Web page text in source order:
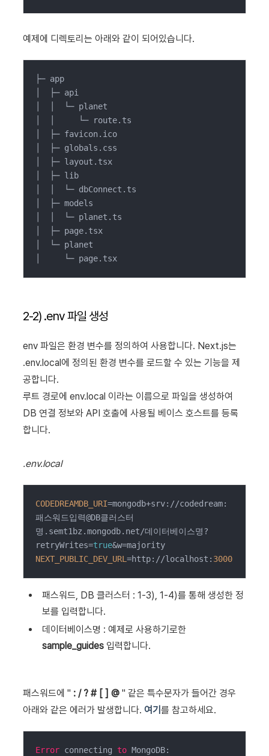
예제에 디렉토리는 아래와 같이 되어있습니다.
├─ app
│  ├─ api
│  │  └─ planet
│  │     └─ route.ts
│  ├─ favicon.ico
│  ├─ globals.css
│  ├─ layout.tsx
│  ├─ lib
│  │  └─ dbConnect.ts
│  ├─ models
│  │  └─ planet.ts
│  ├─ page.tsx
│  └─ planet
│     └─ page.tsx
2-2) .env 파일 생성
env 파일은 환경 변수를 정의하여 사용합니다. Next.js는
.env.local에 정의된 환경 변수를 로드할 수 있는 기능을 제
공합니다.
루트 경로에 env.local 이라는 이름으로 파일을 생성하여
DB 연결 정보와 API 호출에 사용될 베이스 호스트를 등록
합니다.
.env.local
CODEDREAMDB_URI=mongodb+srv://codedream:
패스워드입력@DB클러스터
명.semt1bz.mongodb.net/데이터베이스명?
retryWrites=true
NEXT_PUBLIC_DEV_URL=http://localhost: 3000
패스워드, DB 클러스터 : 1-3), 1-4)를 통해 생성한 정
보를 입력합니다.
데이터베이스명 : 예제로 사용하기로한
sample_guides 입력합니다.
패스워드에 " : / ? # [ ] @ " 같은 특수문자가 들어간 경우
아래와 같은 에러가 발생합니다. 여기 를 참고하세요.
Error connecting to MongoDB: